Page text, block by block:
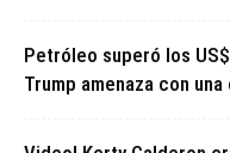
Petróleo superó los
Trump amenaza con